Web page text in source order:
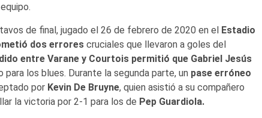
de final, jugado el 26 de febrero de 2020 en el Estadio
dos errorescruciales que llevaron a goles del
entre Varane y Courtois permitió que Gabriel Jesús
los blues. Durante la segunda parte, un pase erróneo
por Kevin De Bruyne, quien asistió a su compañero
la victoria por 2-1 para los de Pep Guardiola.